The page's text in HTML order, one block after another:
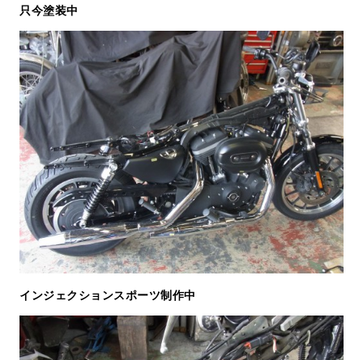
只今塗装中
インジェクションスポーツ制作中